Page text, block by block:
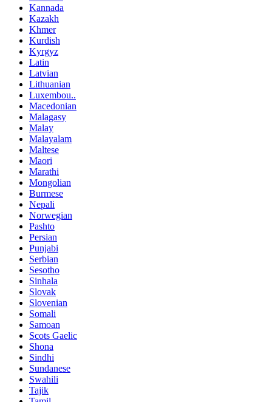
Kannada
Kazakh
Khmer
Kurdish
Kyrgyz
Latin
Latvian
Lithuanian
Luxembou..
Macedonian
Malagasy
Malay
Malayalam
Maltese
Maori
Marathi
Mongolian
Burmese
Nepali
Norwegian
Pashto
Persian
Punjabi
Serbian
Sesotho
Sinhala
Slovak
Slovenian
Somali
Samoan
Scots Gaelic
Shona
Sindhi
Sundanese
Swahili
Tajik